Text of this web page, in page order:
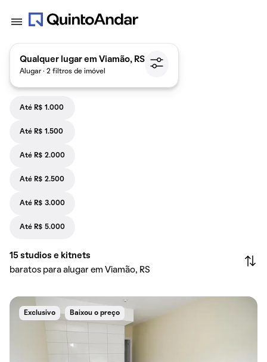
Qualquer lugar em Viamão, RS
Alugar · 2 filtros de imóvel
Até R$ 1.000
Até R$ 1.500
Até R$ 2.000
Até R$ 2.500
Até R$ 3.000
Até R$ 5.000
15 studios e kitnets
baratos para alugar em Viamão, RS
Exclusivo Baixou o preço